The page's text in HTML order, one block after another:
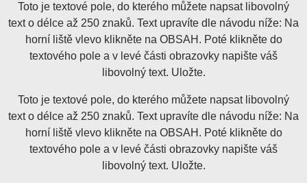
Toto je textové pole, do kterého můžete napsat libovolný
text o délce až 250 znaků. Text upravíte dle návodu níže: Na
horní liště vlevo klikněte na OBSAH. Poté klikněte do
textového pole a v levé části obrazovky napište váš
libovolný text. Uložte.
Toto je textové pole, do kterého můžete napsat libovolný
text o délce až 250 znaků. Text upravíte dle návodu níže: Na
horní liště vlevo klikněte na OBSAH. Poté klikněte do
textového pole a v levé části obrazovky napište váš
libovolný text. Uložte.